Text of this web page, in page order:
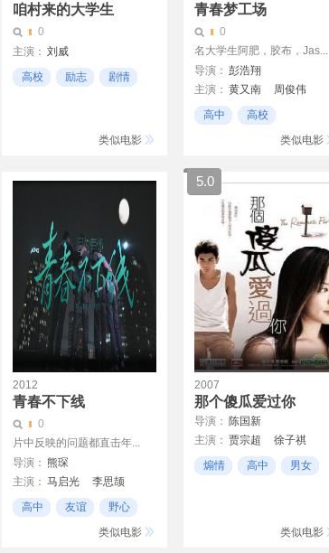
咱村来的大学生
0
主演： 刘威
高校
励志 剧情
类似电影
青春梦工场
0
名大学生阿肥，胶布，Jas...
导演： 彭浩翔
主演： 黄又南
周俊伟
曾国祥
徐天佑
张达明
高中
高校
类似电影
2012
青春不下线
0
片中反映的问题都直击年...
导演： 熊琛
主演： 马启光
李思颉
晨龙
孟阿赛 田宇辰
高中 友谊
野心
类似电影
5.0
2007
那个傻瓜爱过你
导演： 陈国新
主演： 贾宗超
徐子祺
贾多多
煽情 高中 男女
类似电影